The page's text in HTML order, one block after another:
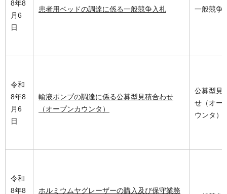
8年8
月6
日
患者用ベッドの調達に係る一般競争入札 一般競争
令和
8年8
月6
日
輸液ポンプの調達に係る公募型見積合わせ
（オープンカウンタ）
公募型見
せ（オー
ウンタ）
令和
8年8
ホルミウムヤグレーザーの購入及び保守業務